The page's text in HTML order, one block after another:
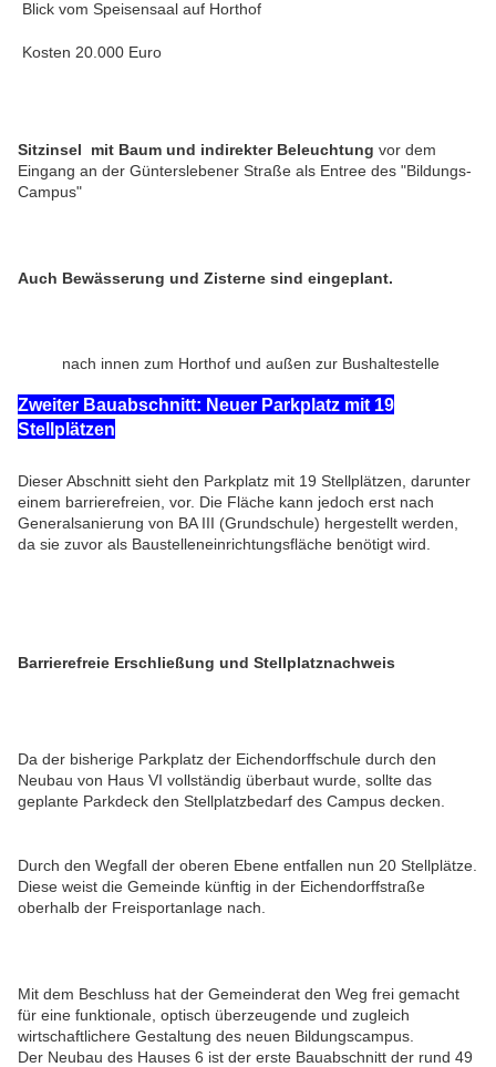
Blick vom Speisensaal auf Horthof
Kosten 20.000 Euro
Sitzinsel mit Baum und indirekter Beleuchtung vor dem
Eingang an der Günterslebener Straße als Entree des "Bildungs-
Campus"
Auch Bewässerung und Zisterne sind eingeplant.
nach innen zum Horthof und außen zur Bushaltestelle
Zweiter Bauabschnitt: Neuer Parkplatz mit 19
Stellplätzen
Dieser Abschnitt sieht den Parkplatz mit 19 Stellplätzen, darunter
einem barrierefreien, vor. Die Fläche kann jedoch erst nach
Generalsanierung von BA III (Grundschule) hergestellt werden,
da sie zuvor als Baustelleneinrichtungsfläche benötigt wird.
Barrierefreie Erschließung und Stellplatznachweis
Da der bisherige Parkplatz der Eichendorffschule durch den
Neubau von Haus VI vollständig überbaut wurde, sollte das
geplante Parkdeck den Stellplatzbedarf des Campus decken.
Durch den Wegfall der oberen Ebene entfallen nun 20 Stellplätze.
Diese weist die Gemeinde künftig in der Eichendorffstraße
oberhalb der Freisportanlage nach.
Mit dem Beschluss hat der Gemeinderat den Weg frei gemacht
für eine funktionale, optisch überzeugende und zugleich
wirtschaftlichere Gestaltung des neuen Bildungscampus.
Der Neubau des Hauses 6 ist der erste Bauabschnitt der rund 49